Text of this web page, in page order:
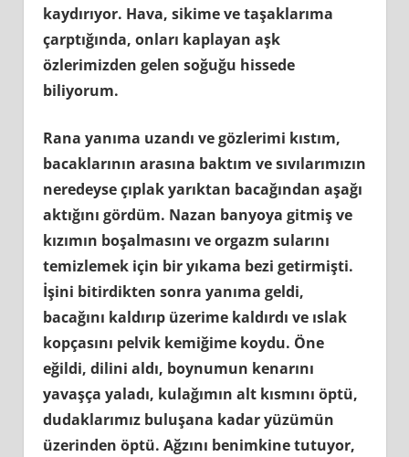
kaydırıyor. Hava, sikime ve taşaklarıma
çarptığında, onları kaplayan aşk
özlerimizden gelen soğuğu hissede
biliyorum.
Rana yanıma uzandı ve gözlerimi kıstım,
bacaklarının arasına baktım ve sıvılarımızın
neredeyse çıplak yarıktan bacağından aşağı
aktığını gördüm. Nazan banyoya gitmiş ve
kızımın boşalmasını ve orgazm sularını
temizlemek için bir yıkama bezi getirmişti.
İşini bitirdikten sonra yanıma geldi,
bacağını kaldırıp üzerime kaldırdı ve ıslak
kopçasını pelvik kemiğime koydu. Öne
eğildi, dilini aldı, boynumun kenarını
yavaşça yaladı, kulağımın alt kısmını öptü,
dudaklarımız buluşana kadar yüzümün
üzerinden öptü. Ağzını benimkine tutuyor,